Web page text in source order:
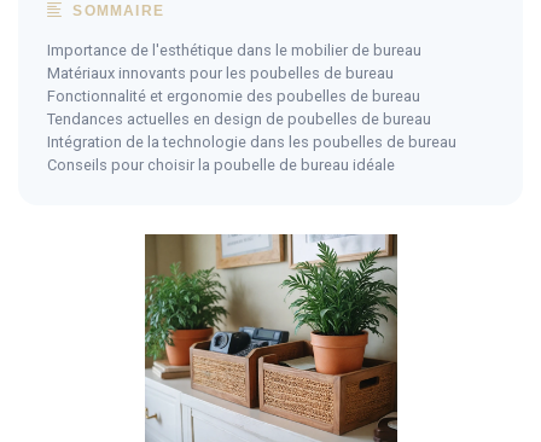
SOMMAIRE
Importance de l'esthétique dans le mobilier de bureau
Matériaux innovants pour les poubelles de bureau
Fonctionnalité et ergonomie des poubelles de bureau
Tendances actuelles en design de poubelles de bureau
Intégration de la technologie dans les poubelles de bureau
Conseils pour choisir la poubelle de bureau idéale